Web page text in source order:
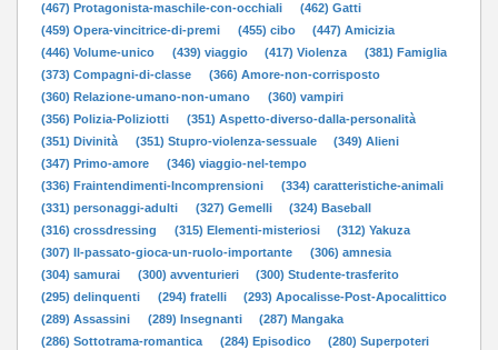
(467) Protagonista-maschile-con-occhiali
(462) Gatti
(459) Opera-vincitrice-di-premi
(455) cibo
(447) Amicizia
(446) Volume-unico
(439) viaggio (417) Violenza
(381) Famiglia
(373) Compagni-di-classe
(366) Amore-non-corrisposto
(360) Relazione-umano-non-umano
(360) vampiri
(356) Polizia-Poliziotti
(351) Aspetto-diverso-dalla-personalità
(351) Divinità
(351) Stupro-violenza-sessuale
(349) Alieni
(347) Primo-amore
(346) viaggio-nel-tempo
(336) Fraintendimenti-Incomprensioni
(334) caratteristiche-animali
(331) personaggi-adulti
(327) Gemelli
(324) Baseball
(316) crossdressing
(315) Elementi-misteriosi
(312) Yakuza
(307) Il-passato-gioca-un-ruolo-importante
(306) amnesia
(304) samurai
(300) avventurieri
(300) Studente-trasferito
(295) delinquenti
(294) fratelli
(293) Apocalisse-Post-Apocalittico
(289) Assassini
(289) Insegnanti
(287) Mangaka
(286) Sottotrama-romantica
(284) Episodico
(280) Superpoteri